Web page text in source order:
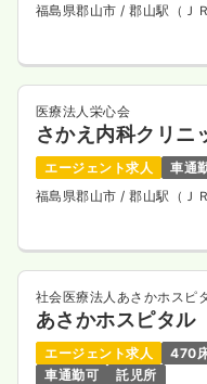
福島県郡山市 / 郡山駅（Ｊ
医療法人栄心会
さかえ内科クリニ
エージェント求人
車通
福島県郡山市 / 郡山駅（Ｊ
社会医療法人あさかホスピ
あさかホスピタル
エージェント求人 470
車通勤可
託児所